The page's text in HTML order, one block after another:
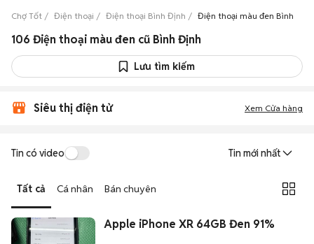
Chợ Tốt Điện thoại Điện thoại Bình Định Điện thoại màu đen Bình Định
106 Điện thoại màu đen cũ Bình Định
Lưu tìm kiếm
Siêu thị điện tử Xem Cửa hàng
Tin có video Tin mới nhất
Tất cả Cá nhân Bán chuyên
Apple iPhone XR 64GB Đen 91%